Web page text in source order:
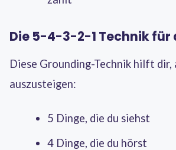
Die 5-4-3-2-1 Technik für
Diese Grounding-Technik hilft dir,
auszusteigen:
5 Dinge, die du siehst
4 Dinge, die du hörst